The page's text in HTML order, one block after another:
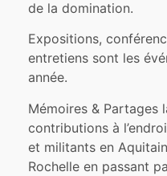
de la domination.
Expositions,
entretiens sont les
année.
Mémoires & Partages
contributions à
et militants en
Rochelle en passant